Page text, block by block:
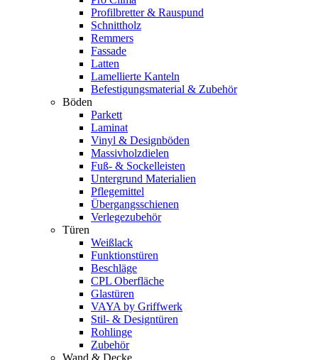
Profilbretter & Rauspund
Schnittholz
Remmers
Fassade
Latten
Lamellierte Kanteln
Befestigungsmaterial & Zubehör
Böden
Parkett
Laminat
Vinyl & Designböden
Massivholzdielen
Fuß- & Sockelleisten
Untergrund Materialien
Pflegemittel
Übergangsschienen
Verlegezubehör
Türen
Weißlack
Funktionstüren
Beschläge
CPL Oberfläche
Glastüren
VAYA by Griffwerk
Stil- & Designtüren
Rohlinge
Zubehör